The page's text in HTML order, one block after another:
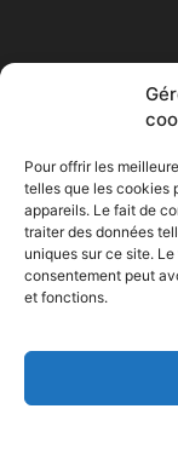
Pour offrir les
telles que les cookies
appareils. Le fait de
traiter des données
uniques sur ce site.
consentement peut
et fonctions.
Accueil
©